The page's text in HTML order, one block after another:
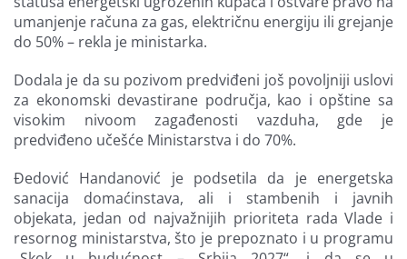
umanjenje računa za gas, električnu energiju ili grejanje
do 50% – rekla je ministarka.
Dodala je da su pozivom predviđeni još povoljniji uslovi
za ekonomski devastirane područja, kao i opštine sa
visokim nivoom zagađenosti vazduha, gde je
predviđeno učešće Ministarstva i do 70%.
Đedović Handanović je podsetila da je energetska
sanacija domaćinstava, ali i stambenih i javnih
objekata, jedan od najvažnijih prioriteta rada Vlade i
resornog ministarstva, što je prepoznato i u programu